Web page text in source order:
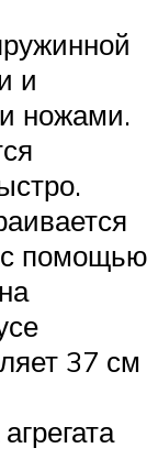
и
ножами.
помощью
37 см